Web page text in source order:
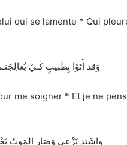
qui se lamente * Qui
وَقد أَتَوْا بِطَبيبٍ كَـيْ
me soigner * Et je ne
واشَتد نَزْعِي وَصَار المَوتُ